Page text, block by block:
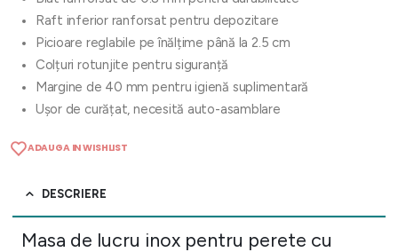
Raft inferior ranforsat pentru depozitare
Picioare reglabile pe înălțime până la 2.5 cm
Colțuri rotunjite pentru siguranță
Margine de 40 mm pentru igienă suplimentară
Ușor de curățat, necesită auto-asamblare
ADAUGA IN WISHLIST
DESCRIERE
Masa de lucru inox pentru perete cu